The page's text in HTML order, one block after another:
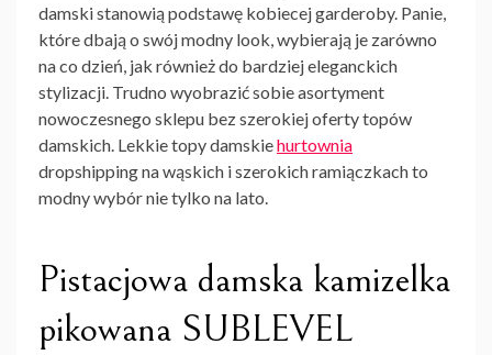
damski stanowią podstawę kobiecej garderoby. Panie,
które dbają o swój modny look, wybierają je zarówno
na co dzień, jak również do bardziej eleganckich
stylizacji. Trudno wyobrazić sobie asortyment
nowoczesnego sklepu bez szerokiej oferty topów
damskich. Lekkie topy damskiehurtownia
dropshippingna wąskich i szerokich ramiączkach to
modny wybór nie tylko na lato.
Pistacjowa damska kamizelka
pikowana SUBLEVEL